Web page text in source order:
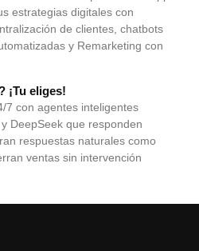
estrategias digitales con
de clientes, chatbots
y Remarketing con
¡Tu eliges!
7 con agentes inteligentes
DeepSeek que responden
respuestas naturales como
ventas sin intervención